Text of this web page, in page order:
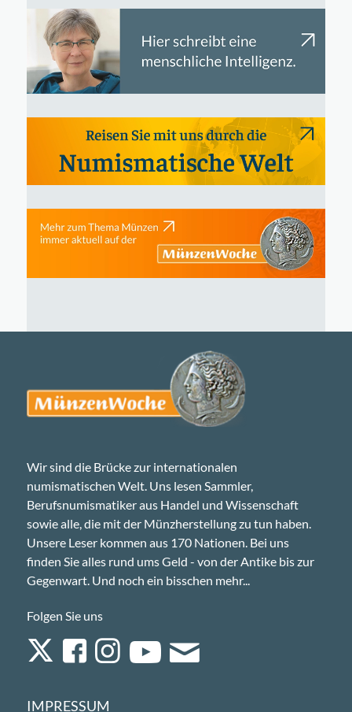
Wir sind die Brücke zur internationalen
numismatischen Welt. Uns lesen Sammler,
Berufsnumismatiker aus Handel und Wissenschaft
sowie alle, die mit der Münzherstellung zu tun haben.
Unsere Leser kommen aus 170 Nationen. Bei uns
finden Sie alles rund ums Geld - von der Antike bis zur
Gegenwart. Und noch ein bisschen mehr...
Folgen Sie uns
IMPRESSUM